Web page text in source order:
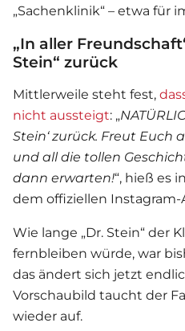
„Sachenklinik“ – etwa für
„In aller
Stein“ zurück
Mittlerweile steht fest,
nicht aussteigt: „
Stein‘ zurück. Freut Euch
und all die tollen
dann erwarten!“, hieß es
dem offiziellen
Wie lange „Dr. Stein“ der
fernbleiben würde, war
das ändert sich jetzt
Vorschaubild taucht der
wieder auf.